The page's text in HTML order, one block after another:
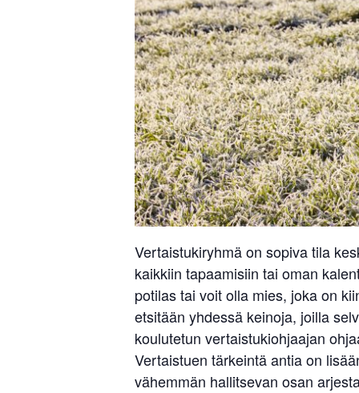
Vertaistukiryhmä on sopiva tila
kaikkiin tapaamisiin tai oman
potilas tai voit olla mies, joka on
etsitään yhdessä keinoja, joilla
koulutetun vertaistukiohjaajan
Vertaistuen tärkeintä antia on
vähemmän hallitsevan osan